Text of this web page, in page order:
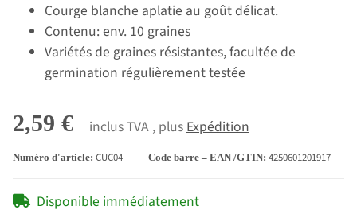
Courge blanche aplatie au goût délicat.
Contenu: env. 10 graines
Variétés de graines résistantes, facultée de
germination régulièrement testée
2,59 € inclus TVA , plusExpédition
Numéro d'article: CUC04 Code barre – EAN /GTIN: 4250601201917
Disponible immédiatement